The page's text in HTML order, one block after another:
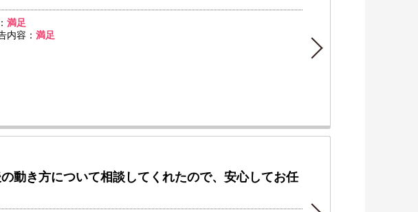
満足
内容： 満足
動き方について相談してくれたので、安心してお任